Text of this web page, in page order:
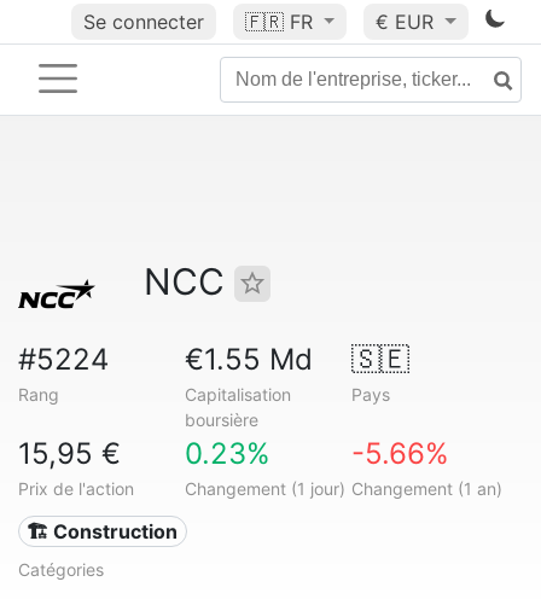
Se connecter 🇫🇷 FR € EUR
NCC
#5224
Rang
€1.55 Md
Capitalisation
boursière
🇸🇪
Pays
15,95 €
Prix de l'action
0.23%
Changement (1 jour)
-5.66%
Changement (1 an)
🏗 Construction
Catégories